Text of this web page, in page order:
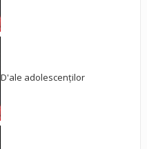
D'ale adolescenților